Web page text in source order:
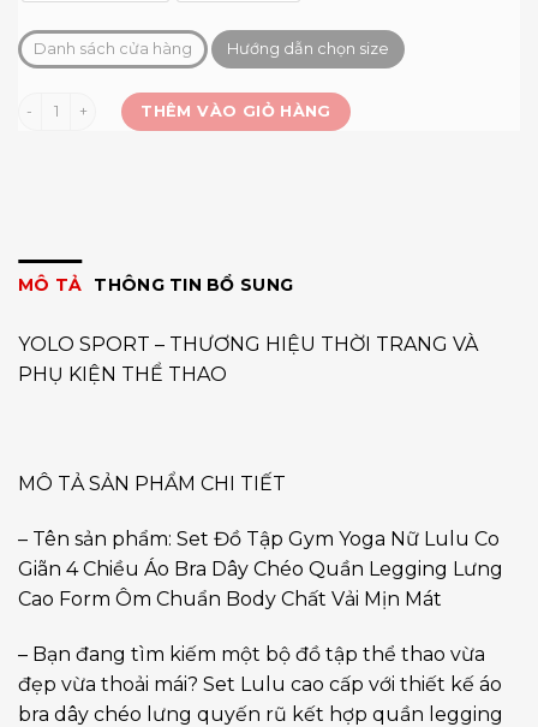
Danh sách cửa hàng Hướng dẫn chọn size
Set dài Lulu WX22 số lượngTHÊM VÀO GIỎ HÀNG
MÔ TẢ THÔNG TIN BỔ SUNG
YOLO SPORT – THƯƠNG HIỆU THỜI TRANG VÀ
PHỤ KIỆN THỂ THAO
MÔ TẢ SẢN PHẨM CHI TIẾT
– Tên sản phẩm: Set Đồ Tập Gym Yoga Nữ Lulu Co
Giãn 4 Chiều Áo Bra Dây Chéo Quần Legging Lưng
Cao Form Ôm Chuẩn Body Chất Vải Mịn Mát
– Bạn đang tìm kiếm một bộ đồ tập thể thao vừa
đẹp vừa thoải mái? Set Lulu cao cấp với thiết kế áo
bra dây chéo lưng quyến rũ kết hợp quần legging